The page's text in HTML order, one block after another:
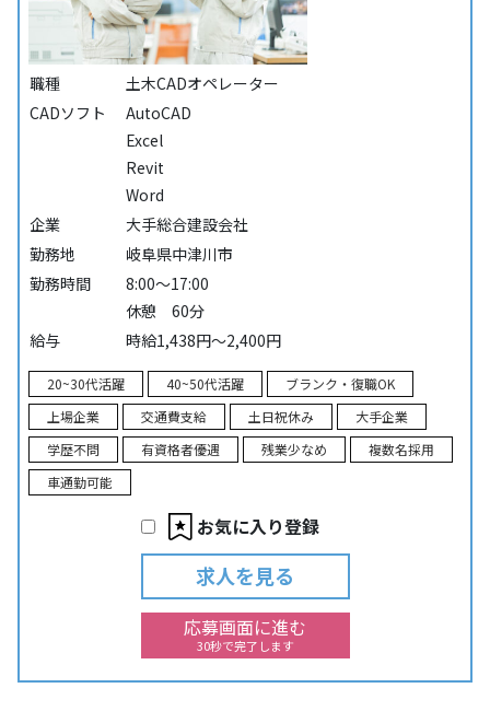
職種
土木CADオペレーター
CADソフト
AutoCAD
Excel
Revit
Word
企業
大手総合建設会社
勤務地
岐阜県中津川市
勤務時間
8:00～17:00
休憩 60分
給与
時給1,438円～2,400円
20~30代活躍 40~50代活躍
ブランク・復職OK
上場企業
交通費支給 土日祝休み
大手企業
学歴不問
有資格者優遇 残業少なめ
複数名採用
車通勤可能
お気に入り登録
求人を見る
応募画面に進む
30秒で完了します